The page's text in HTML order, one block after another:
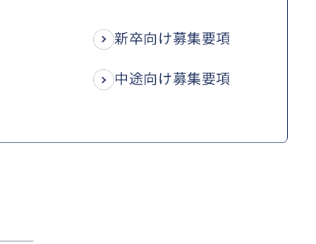
新卒向け募集要項
中途向け募集要項